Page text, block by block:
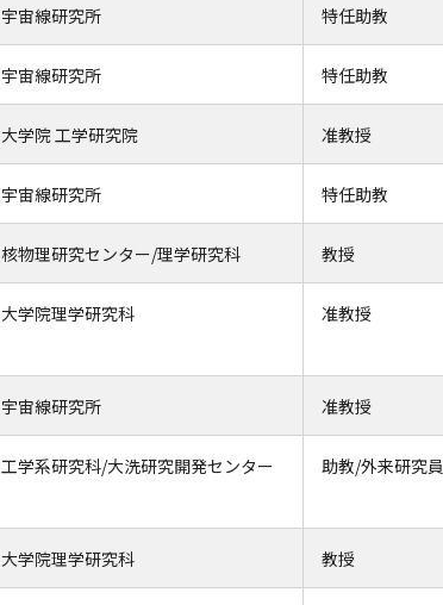
宇宙線研究所 特任助教
宇宙線研究所 特任助教
大学院 工学研究院 准教授
宇宙線研究所 特任助教
核物理研究センター/理学研究科 教授
大学院理学研究科 准教授
宇宙線研究所 准教授
工学系研究科/大洗研究開発センター 助教/外来研究員
大学院理学研究科 教授